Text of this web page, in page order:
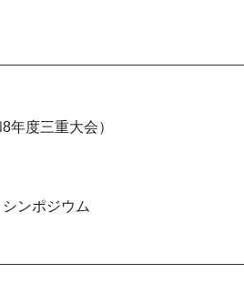
年度三重大会）
ンポジウム